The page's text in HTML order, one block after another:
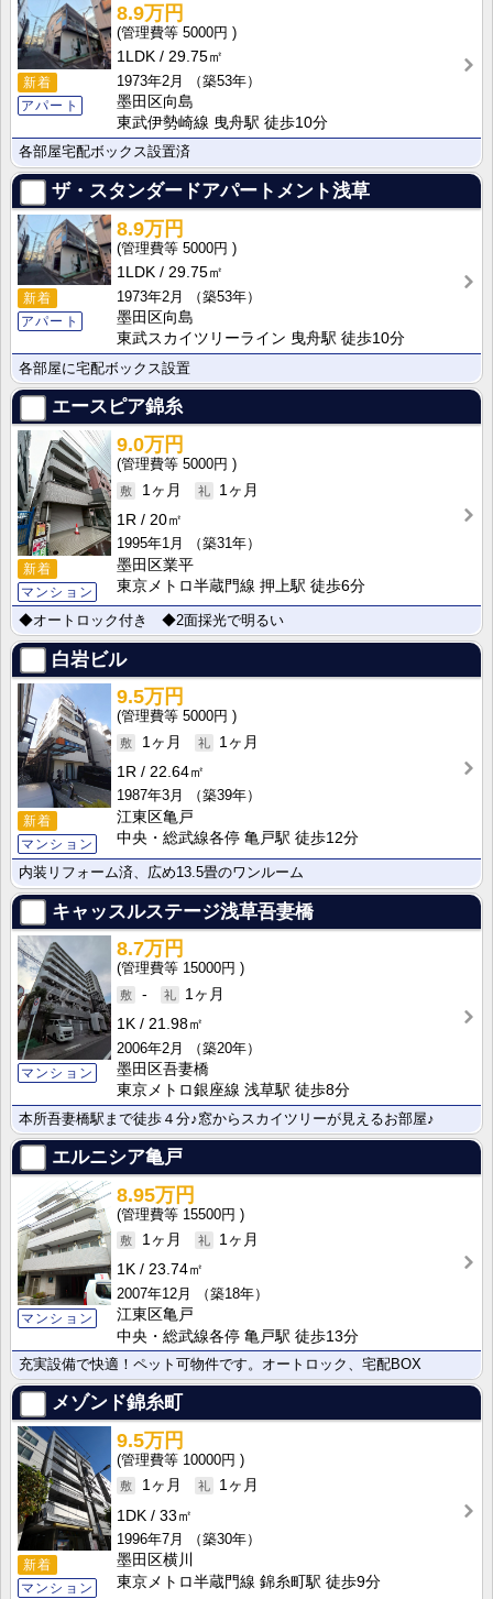
新着
アパート
8.9万円
5000円
1LDK
29.75㎡
1973年2月
（築53年）
墨田区向島
東武伊勢崎線 曳舟駅 徒歩10分
各部屋宅配ボックス設置済
ザ・スタンダードアパートメント浅草
新着
アパート
8.9万円
5000円
1LDK
29.75㎡
1973年2月
（築53年）
墨田区向島
東武スカイツリーライン 曳舟駅 徒歩10分
各部屋に宅配ボックス設置
エースピア錦糸
新着
マンション
9.0万円
5000円
1ヶ月
1ヶ月
1R
20㎡
1995年1月
（築31年）
墨田区業平
東京メトロ半蔵門線 押上駅 徒歩6分
◆オートロック付き ◆2面採光で明るい
白岩ビル
新着
マンション
9.5万円
5000円
1ヶ月
1ヶ月
1R
22.64㎡
1987年3月
（築39年）
江東区亀戸
中央・総武線各停 亀戸駅 徒歩12分
内装リフォーム済、広め13.5畳のワンルーム
キャッスルステージ浅草吾妻橋
マンション
8.7万円
15000円
-
1ヶ月
1K
21.98㎡
2006年2月
（築20年）
墨田区吾妻橋
東京メトロ銀座線 浅草駅 徒歩8分
本所吾妻橋駅まで徒歩４分♪窓からスカイツリーが見えるお部屋♪
エルニシア亀戸
マンション
8.95万円
15500円
1ヶ月
1ヶ月
1K
23.74㎡
2007年12月
（築18年）
江東区亀戸
中央・総武線各停 亀戸駅 徒歩13分
充実設備で快適！ペット可物件です。オートロック、宅配BOX
メゾンド錦糸町
新着
マンション
9.5万円
10000円
1ヶ月
1ヶ月
1DK
33㎡
1996年7月
（築30年）
墨田区横川
東京メトロ半蔵門線 錦糸町駅 徒歩9分